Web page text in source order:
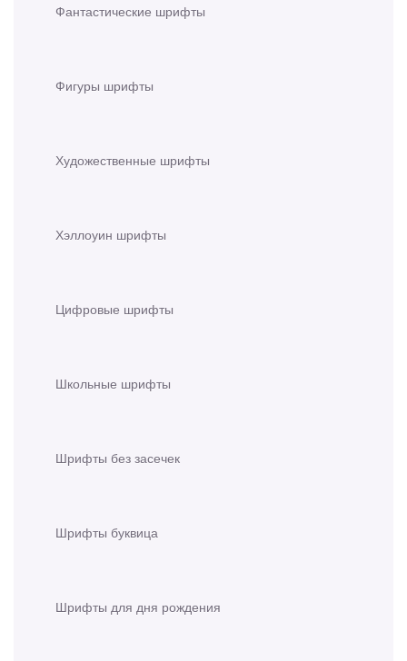
Фантастические шрифты
Фигуры шрифты
Художественные шрифты
Хэллоуин шрифты
Цифровые шрифты
Школьные шрифты
Шрифты без засечек
Шрифты буквица
Шрифты для дня рождения